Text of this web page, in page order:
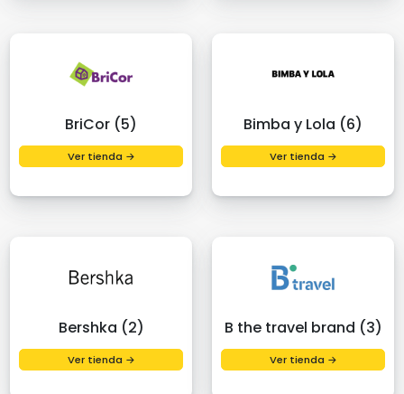
BriCor (5)
Ver tienda →
Bimba y Lola (6)
Ver tienda →
Bershka (2)
Ver tienda →
B the travel brand (3)
Ver tienda →